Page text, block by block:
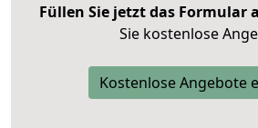
Füllen Sie jetzt das Formular
Sie kostenlose
Kostenlose Angebote